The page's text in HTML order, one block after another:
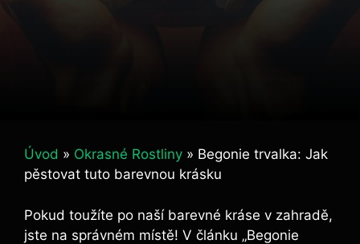
Úvod » Okrasné Rostliny » Begonie trvalka: Jak
pěstovat tuto barevnou krásku
Pokud toužíte po naší barevné kráse v zahradě,
jste na správném místě! V článku „Begonie